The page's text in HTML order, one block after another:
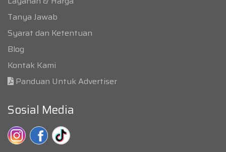
Tanya Jawab
Syarat dan Ketentuan
Blog
Kontak Kami
Panduan Untuk Advertiser
Sosial Media